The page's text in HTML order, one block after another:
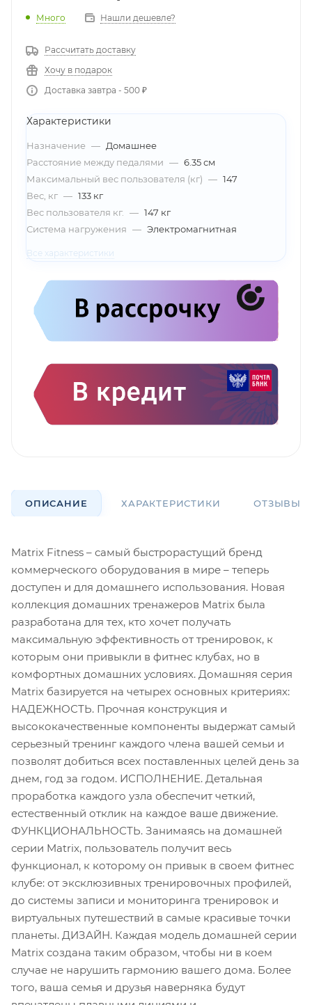
Много Нашли дешевле?
Рассчитать доставку
Хочу в подарок
Доставка завтра - 500 ₽
Характеристики
Назначение — Домашнее
Расстояние между педалями — 6.35 см
Максимальный вес пользователя (кг) — 147
Вес, кг — 133 кг
Вес пользователя кг.
— 147 кг
Система нагружения — Электромагнитная
Все характеристики
ОПИСАНИЕ ХАРАКТЕРИСТИКИ ОТЗЫВЫ
Matrix Fitness – самый быстрорастущий бренд
коммерческого оборудования в мире – теперь
доступен и для домашнего использования. Новая
коллекция домашних тренажеров Matrix была
разработана для тех, кто хочет получать
максимальную эффективность от тренировок, к
которым они привыкли в фитнес клубах, но в
комфортных домашних условиях. Домашняя серия
Matrix базируется на четырех основных критериях:
НАДЕЖНОСТЬ. Прочная конструкция и
высококачественные компоненты выдержат самый
серьезный тренинг каждого члена вашей семьи и
позволят добиться всех поставленных целей день за
днем, год за годом. ИСПОЛНЕНИЕ. Детальная
проработка каждого узла обеспечит четкий,
естественный отклик на каждое ваше движение.
ФУНКЦИОНАЛЬНОСТЬ. Занимаясь на домашней
серии Matrix, пользователь получит весь
функционал, к которому он привык в своем фитнес
клубе: от эксклюзивных тренировочных профилей,
до системы записи и мониторинга тренировок и
виртуальных путешествий в самые красивые точки
планеты. ДИЗАЙН. Каждая модель домашней серии
Matrix создана таким образом, чтобы ни в коем
случае не нарушить гармонию вашего дома. Более
того, ваша семья и друзья наверняка будут